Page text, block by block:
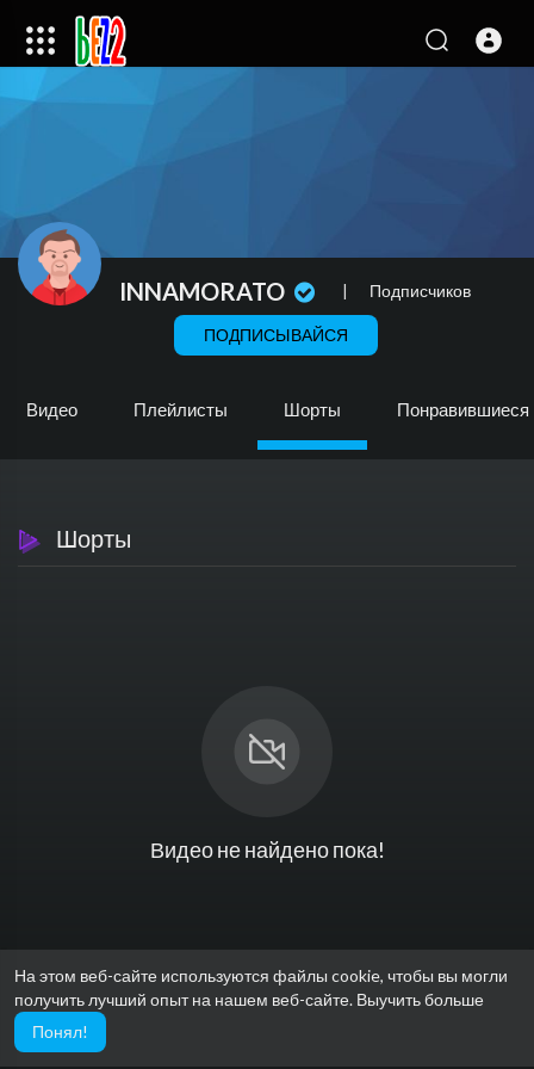
На этом веб-сайте используются файлы cookie, чтобы вы могли
получить лучший опыт на нашем веб-сайте. Выучить больше
Понял!
INNAMORATO | Подписчиков
ПОДПИСЫВАЙСЯ
Видео Плейлисты Шорты Понравившиеся
Шорты
Видео не найдено пока!